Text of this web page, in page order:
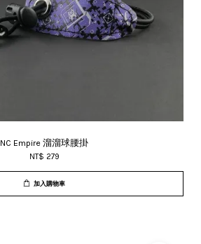
NC Empire 溜溜球腰掛
NT$ 279
加入購物車